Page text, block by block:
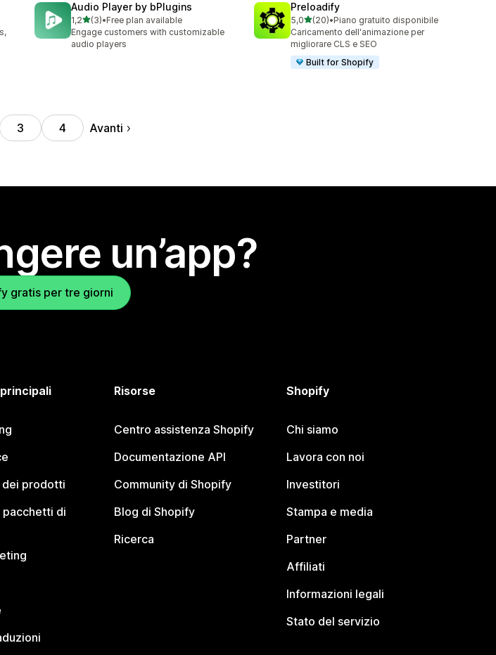
Audio Player by bPlugins
1,2stelle su 5
(3)
3 recensioni totali
•Free plan available
Engage customers with customizable
audio players
Preloadify
5,0stelle su 5
(20)
20 recensioni totali
•Piano gratuito disponibile
Caricamento dell'animazione per
migliorare CLS e SEO
Built for Shopify
3 4 Avanti
un’app?
gratis per tre giorni
dei prodotti
pacchetti di
Risorse
Centro assistenza Shopify
Documentazione API
Community di Shopify
Blog di Shopify
Ricerca
Shopify
Chi siamo
Lavora con noi
Investitori
Stampa e media
Partner
Affiliati
Informazioni legali
Stato del servizio